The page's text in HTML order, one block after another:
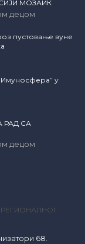
МОЗАИК
децом
пустовање вуне
у
РАД СА
децом
РЕГИОНАЛНОГ
68.